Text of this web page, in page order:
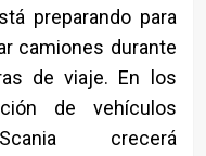
preparando para
camiones durante
de viaje. En los
de vehículos
crecerá